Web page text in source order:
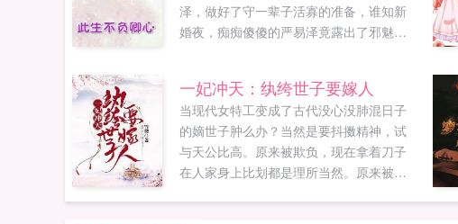
泽，做好了守一辈子活寡的准备，谁知新
婚夜，痴痴傻傻的严易泽竟露出了邪魅的
秦怡严易泽全文免费阅读，秦怡严易泽无
弹窗广告清爽在线阅读体验...
一妃冲天：纨绔世子要嫁人
当现代女特工变成了古代没心没肺混日子
的嫡世子肿么办？当然是要抖擞精神，试
与天公比高。原来被欺负，现在拿着刀子
在人家身上比划都是理所当然。原来被看